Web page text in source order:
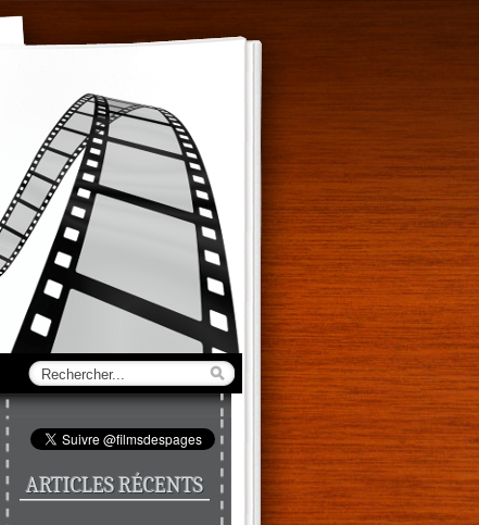
ARTICLES RÉCENTS